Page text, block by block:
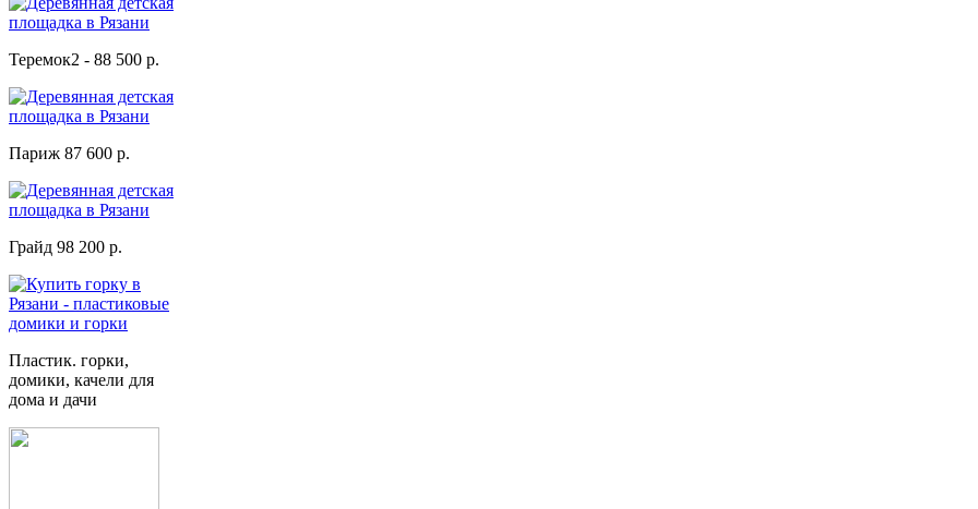
Теремок2 - 88 500 р.
Париж 87 600 р.
Грайд 98 200 р.
Пластик. горки,
домики, качели для
дома и дачи